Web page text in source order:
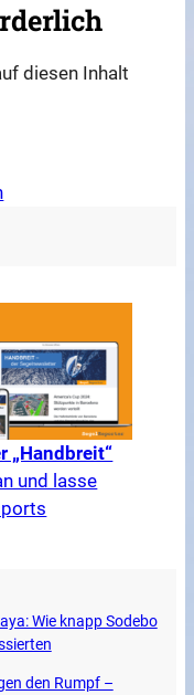
diesen Inhalt
„Handbreit“
und lasse
Wie knapp Sodebo
den Rumpf –